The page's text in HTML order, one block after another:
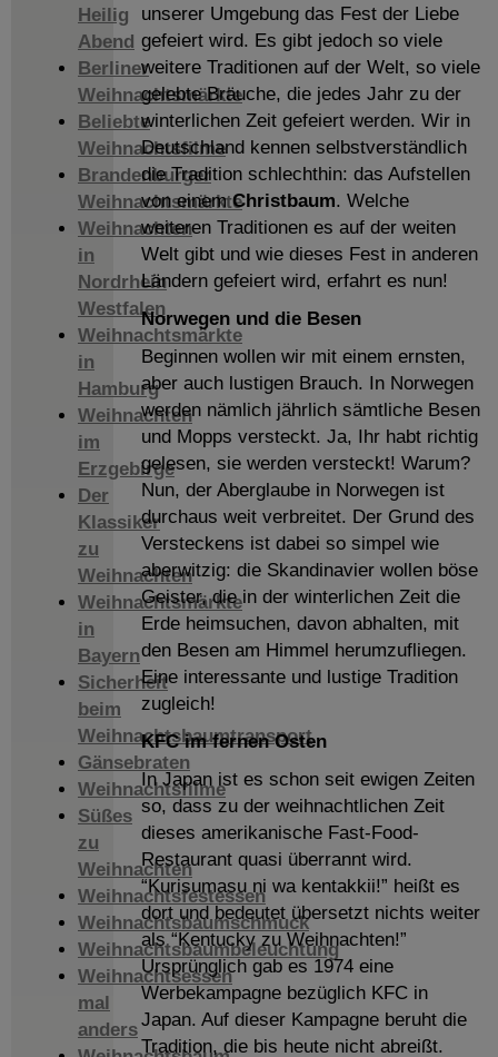
Heilig
Abend
Berliner
Weihnachtsmärkte
Beliebte
Weihnachtsfilme
Brandenburger
Weihnachtsmärkte
Weihnachten
in
Nordrhein
Westfalen
Weihnachtsmärkte
in
Hamburg
Weihnachten
im
Erzgebirge
Der
Klassiker
zu
Weihnachten
Weihnachtsmärkte
in
Bayern
Sicherheit
beim
Weihnachtsbaumtransport
Gänsebraten
Weihnachtsfilme
Süßes
zu
Weihnachten
Weihnachtsfestessen
Weihnachtsbaumschmuck
Weihnachtsbaumbeleuchtung
Weihnachtsessen
mal
anders
unserer Umgebung das Fest der Liebe
gefeiert wird. Es gibt jedoch so viele
weitere Traditionen auf der Welt, so viele
gelebte Bräuche, die jedes Jahr zu der
winterlichen Zeit gefeiert werden. Wir in
Deutschland kennen selbstverständlich
die Tradition schlechthin: das Aufstellen
von einemChristbaum. Welche
weiteren Traditionen es auf der weiten
Welt gibt und wie dieses Fest in anderen
Ländern gefeiert wird, erfahrt es nun!
Norwegen und die Besen
Beginnen wollen wir mit einem ernsten,
aber auch lustigen Brauch. In Norwegen
werden nämlich jährlich sämtliche Besen
und Mopps versteckt. Ja, Ihr habt richtig
gelesen, sie werden versteckt! Warum?
Nun, der Aberglaube in Norwegen ist
durchaus weit verbreitet. Der Grund des
Versteckens ist dabei so simpel wie
aberwitzig: die Skandinavier wollen böse
Geister, die in der winterlichen Zeit die
Erde heimsuchen, davon abhalten, mit
den Besen am Himmel herumzufliegen.
Eine interessante und lustige Tradition
zugleich!
KFC im fernen Osten
In Japan ist es schon seit ewigen Zeiten
so, dass zu der weihnachtlichen Zeit
dieses amerikanische Fast-Food-
Restaurant quasi überrannt wird.
“Kurisumasu ni wa kentakkii!” heißt es
dort und bedeutet übersetzt nichts weiter
als “Kentucky zu Weihnachten!”
Ursprünglich gab es 1974 eine
Werbekampagne bezüglich KFC in
Japan. Auf dieser Kampagne beruht die
Tradition, die bis heute nicht abreißt.